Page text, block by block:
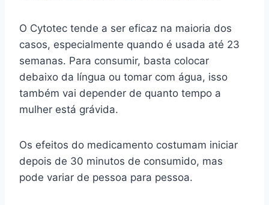
O Cytotec tende a ser eficaz na maioria dos
casos, especialmente quando é usada até 23
semanas. Para consumir, basta colocar
debaixo da língua ou tomar com água, isso
também vai depender de quanto tempo a
mulher está grávida.
Os efeitos do medicamento costumam iniciar
depois de 30 minutos de consumido, mas
pode variar de pessoa para pessoa.